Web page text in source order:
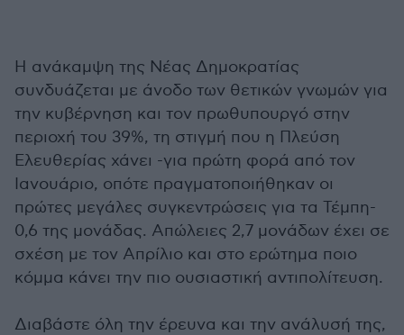
Η ανάκαμψη της Νέας Δημοκρατίας
συνδυάζεται με άνοδο των θετικών γνωμών για
την κυβέρνηση και τον πρωθυπουργό στην
περιοχή του 39%, τη στιγμή που η Πλεύση
Ελευθερίας χάνει -για πρώτη φορά από τον
Ιανουάριο, οπότε πραγματοποιήθηκαν οι
πρώτες μεγάλες συγκεντρώσεις για τα Τέμπη-
0,6 της μονάδας. Απώλειες 2,7 μονάδων έχει σε
σχέση με τον Απρίλιο και στο ερώτημα ποιο
κόμμα κάνει την πιο ουσιαστική αντιπολίτευση.
Διαβάστε όλη την έρευνα και την ανάλυσή της,